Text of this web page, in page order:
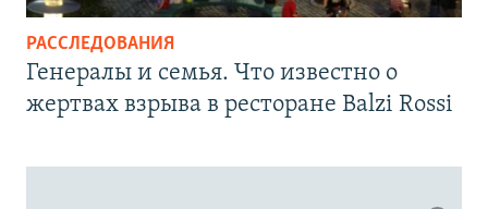
РАССЛЕДОВАНИЯ
Генералы и семья. Что известно о
жертвах взрыва в ресторане Balzi Rossi